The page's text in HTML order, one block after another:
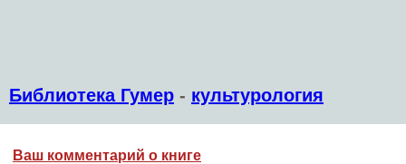
Библиотека Гумер - культурология
Ваш комментарий о книге